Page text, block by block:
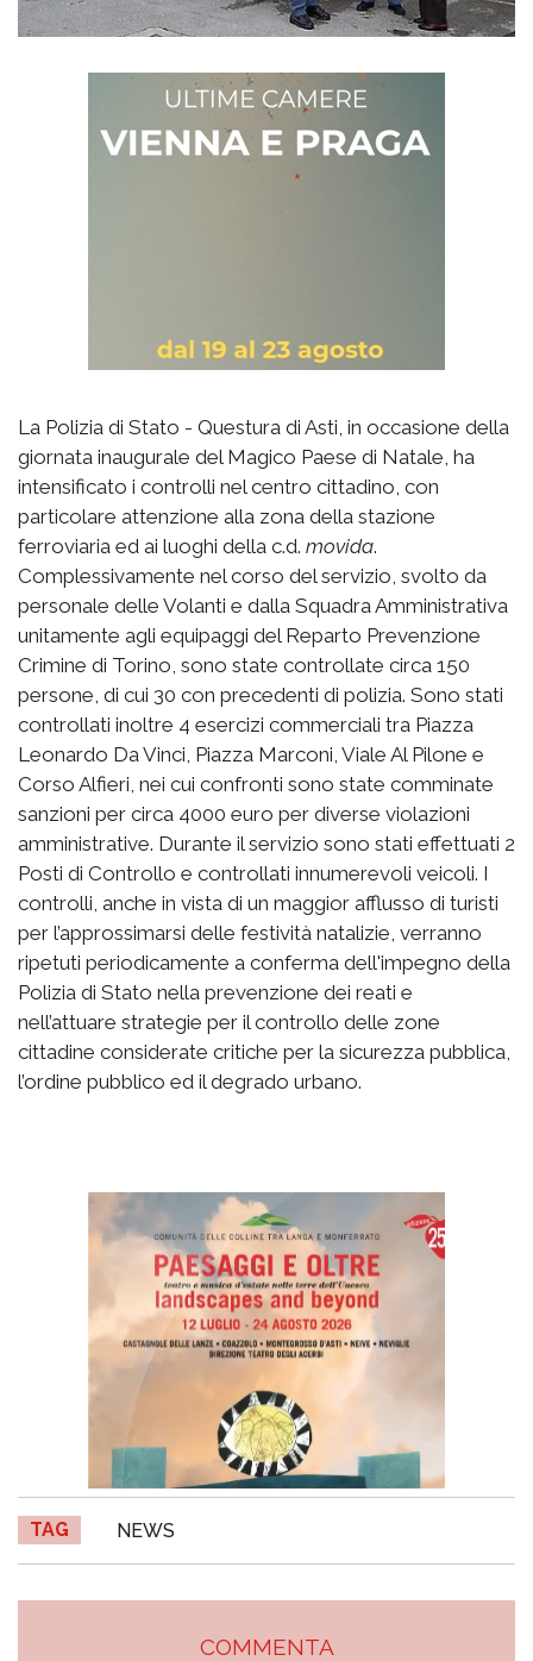
La Polizia di Stato - Questura di Asti, in occasione della
giornata inaugurale del Magico Paese di Natale, ha
intensificato i controlli nel centro cittadino, con
particolare attenzione alla zona della stazione
ferroviaria ed ai luoghi della c.d. movida.
Complessivamente nel corso del servizio, svolto da
personale delle Volanti e dalla Squadra Amministrativa
unitamente agli equipaggi del Reparto Prevenzione
Crimine di Torino, sono state controllate circa 150
persone, di cui 30 con precedenti di polizia. Sono stati
controllati inoltre 4 esercizi commerciali tra Piazza
Leonardo Da Vinci, Piazza Marconi, Viale Al Pilone e
Corso Alfieri, nei cui confronti sono state comminate
sanzioni per circa 4000 euro per diverse violazioni
amministrative. Durante il servizio sono stati effettuati 2
Posti di Controllo e controllati innumerevoli veicoli. I
controlli, anche in vista di un maggior afflusso di turisti
per l’approssimarsi delle festività natalizie, verranno
ripetuti periodicamente a conferma dell'impegno della
Polizia di Stato nella prevenzione dei reati e
nell’attuare strategie per il controllo delle zone
cittadine considerate critiche per la sicurezza pubblica,
l’ordine pubblico ed il degrado urbano.
TAG NEWS
COMMENTA